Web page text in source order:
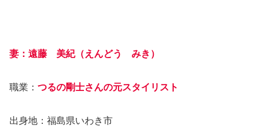
妻：遠藤 美紀（えんどう みき）
職業： つるの剛士さんの元スタイリスト
出身地：福島県いわき市